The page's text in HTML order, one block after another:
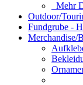
Mehr
Outdoor/
Fundgrube -
Merchandise/